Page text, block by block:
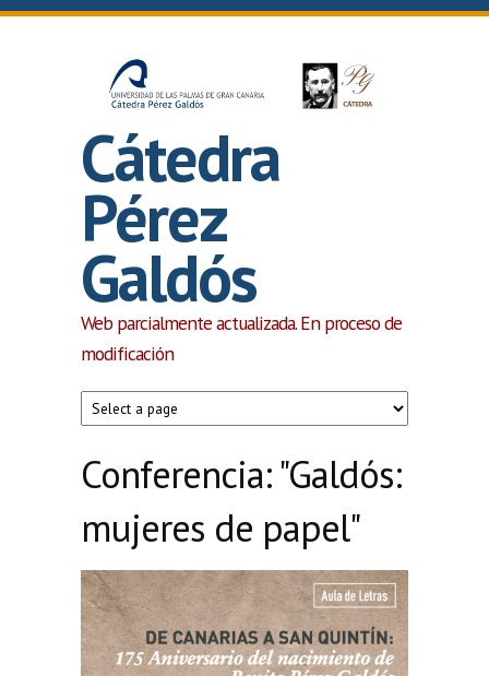
Pasar al contenido principal
Cátedra
Pérez
Galdós
Web parcialmente actualizada. En proceso de
modificación
Conferencia: "Galdós:
mujeres de papel"